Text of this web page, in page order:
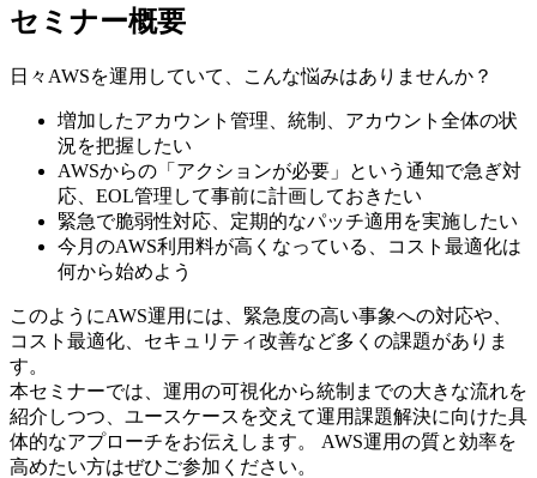
セミナー概要
日々AWSを運用していて、こんな悩みはありませんか？
増加したアカウント管理、統制、アカウント全体の状
況を把握したい
AWSからの「アクションが必要」という通知で急ぎ対
応、EOL管理して事前に計画しておきたい
緊急で脆弱性対応、定期的なパッチ適用を実施したい
今月のAWS利用料が高くなっている、コスト最適化は
何から始めよう
このようにAWS運用には、緊急度の高い事象への対応や、
コスト最適化、セキュリティ改善など多くの課題がありま
す。
本セミナーでは、運用の可視化から統制までの大きな流れを
紹介しつつ、ユースケースを交えて運用課題解決に向けた具
体的なアプローチをお伝えします。 AWS運用の質と効率を
高めたい方はぜひご参加ください。